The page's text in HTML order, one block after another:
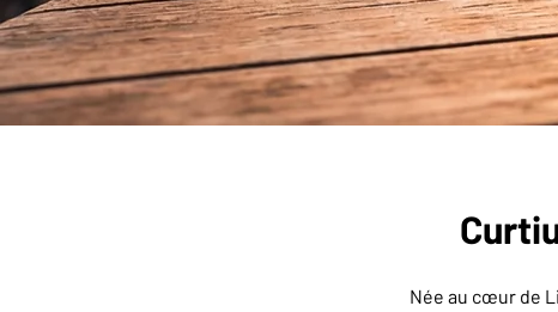
Née au cœur de